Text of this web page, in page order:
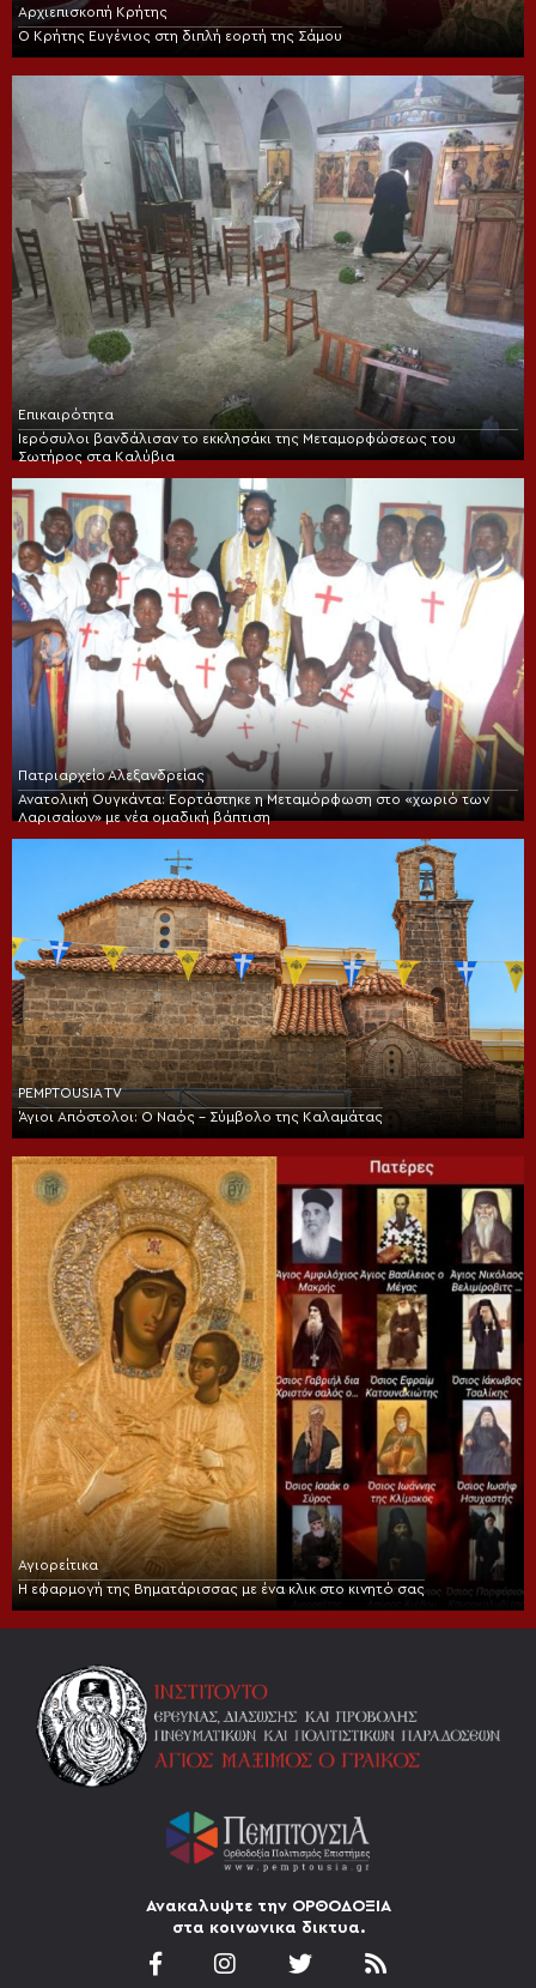
Αρχιεπισκοπή Κρήτης
Ο Κρήτης Ευγένιος στη διπλή εορτή της Σάμου
Επικαιρότητα
Ιερόσυλοι βανδάλισαν το εκκλησάκι της Μεταμορφώσεως του
Σωτήρος στα Καλύβια
Πατριαρχείο Αλεξανδρείας
Ανατολική Ουγκάντα: Εορτάστηκε η Μεταμόρφωση στο «χωριό των
Λαρισαίων» με νέα ομαδική βάπτιση
PEMPTOUSIA TV
Άγιοι Απόστολοι: Ο Ναός – Σύμβολο της Καλαμάτας
Αγιορείτικα
Η εφαρμογή της Βηματάρισσας με ένα κλικ στο κινητό σας
Ανακαλυψτε την ΟΡΘΟΔΟΞΙΑ
στα κοινωνικα δικτυα.